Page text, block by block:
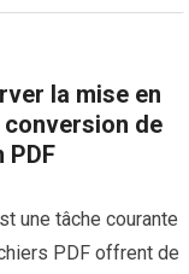
la mise en
de
PDF
une tâche courante
PDF offrent de